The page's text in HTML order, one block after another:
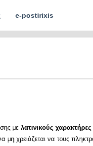
e-postirixis
μελατινικούς χαρακτήρες
χρειάζεται να τους